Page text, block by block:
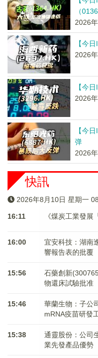
（
2026
【今
2026
【今
2026
【今
弹
2026
快訊
2026年8月10日 星期一
16:11 《煤炭工業發展
16:00
宜安科技：湖南
響報告表的批覆
15:56
石藥創新
物還床試驗批准
15:46
華蘭生物：子公
mRNA疫苗研發
15:38
通靈股份：公司
業先發產品優勢